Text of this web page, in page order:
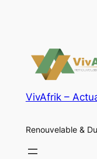
VivAfrik –
Renouvelable &